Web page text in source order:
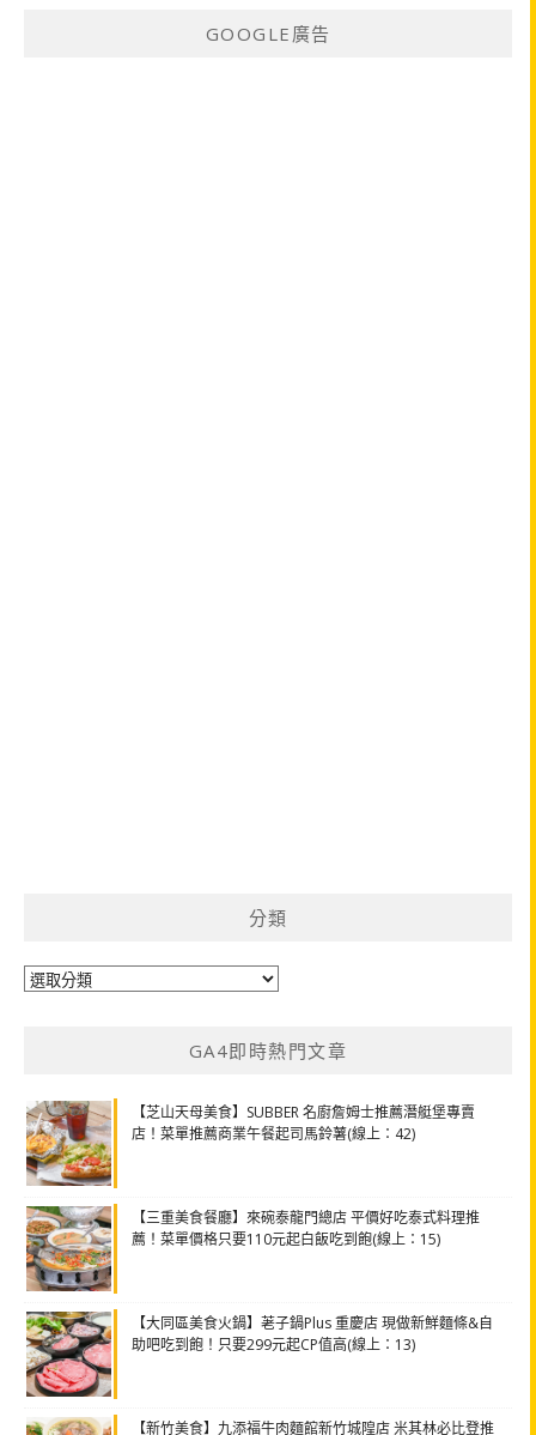
GOOGLE廣告
分類
分
GA4即時熱門文章
【芝山天母美食】SUBBER 名廚詹姆士推薦潛艇堡專賣
店！菜單推薦商業午餐起司馬鈴薯(線上：42)
【三重美食餐廳】來碗泰龍門總店 平價好吃泰式料理推
薦！菜單價格只要110元起白飯吃到飽(線上：15)
【大同區美食火鍋】荖子鍋Plus 重慶店 現做新鮮麵條&自
助吧吃到飽！只要299元起CP值高(線上：13)
【新竹美食】九添福牛肉麵館新竹城隍店 米其林必比登推